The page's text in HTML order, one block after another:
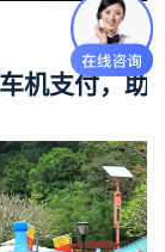
机支付，助